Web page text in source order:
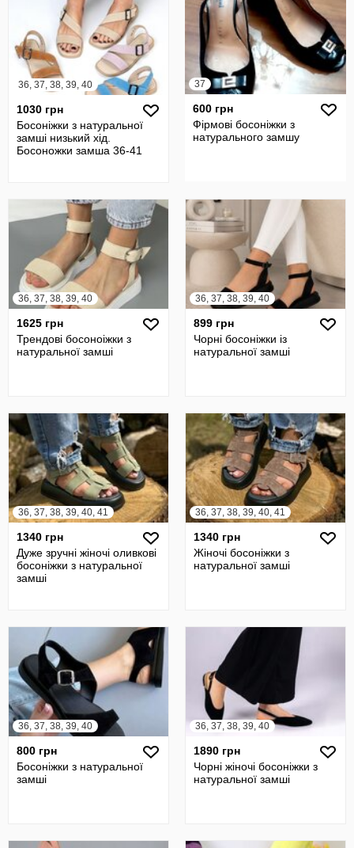
36, 37, 38, 39, 40
1030 грн
Босоніжки з натуральної
замші низький хід.
Босоножки замша 36-41
37
600 грн
Фірмові босоніжки з
натурального замшу
36, 37, 38, 39, 40
1625 грн
Трендові босоноіжки з
натуральної замші
36, 37, 38, 39, 40
899 грн
Чорні босоніжки із
натуральної замші
36, 37, 38, 39, 40, 41
1340 грн
Дуже зручні жіночі оливкові
босоніжки з натуральної
замші
36, 37, 38, 39, 40, 41
1340 грн
Жіночі босоніжки з
натуральної замші
36, 37, 38, 39, 40
800 грн
Босоніжки з натуральної
замші
36, 37, 38, 39, 40
1890 грн
Чорні жіночі босоніжки з
натуральної замші